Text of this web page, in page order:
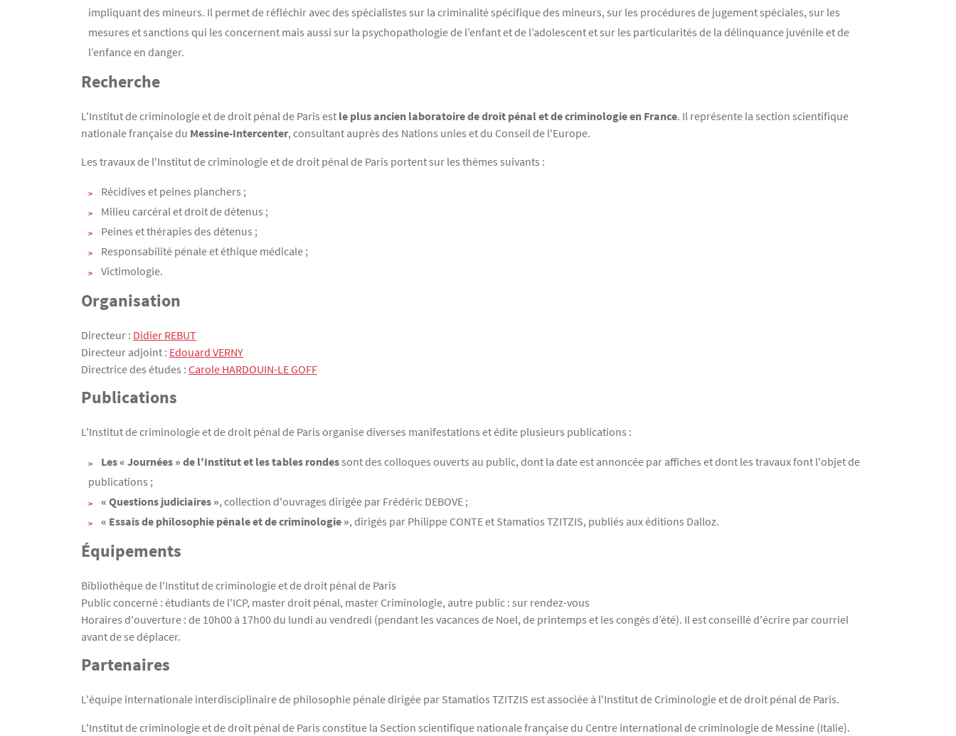
impliquant des mineurs. Il permet de réfléchir avec des spécialistes sur la criminalité spécifique des mineurs, sur les procédures de jugement spéciales, sur les
mesures et sanctions qui les concernent mais aussi sur la psychopathologie de l’enfant et de l’adolescent et sur les particularités de la délinquance juvénile et de
l’enfance en danger.
Recherche
L'Institut de criminologie et de droit pénal de Paris est le plus ancien laboratoire de droit pénal et de criminologie en France. Il représente la section scientifique
nationale française du Messine-Intercenter, consultant auprès des Nations unies et du Conseil de l'Europe.
Les travaux de l'Institut de criminologie et de droit pénal de Paris portent sur les thèmes suivants :
Récidives et peines planchers ;
Milieu carcéral et droit de détenus ;
Peines et thérapies des détenus ;
Responsabilité pénale et éthique médicale ;
Victimologie.
Organisation
Directeur : Didier REBUT
Directeur adjoint : Edouard VERNY
Directrice des études : Carole HARDOUIN-LE GOFF
Publications
L'Institut de criminologie et de droit pénal de Paris organise diverses manifestations et édite plusieurs publications :
Les « Journées » de l'Institut et les tables rondessont des colloques ouverts au public, dont la date est annoncée par affiches et dont les travaux font l'objet de
publications ;
« Questions judiciaires », collection d'ouvrages dirigée par Frédéric DEBOVE ;
« Essais de philosophie pénale et de criminologie », dirigés par Philippe CONTE et Stamatios TZITZIS, publiés aux éditions Dalloz.
Équipements
Bibliothèque de l'Institut de criminologie et de droit pénal de Paris
Public concerné : étudiants de l'ICP, master droit pénal, master Criminologie, autre public : sur rendez-vous
Horaires d'ouverture : de 10h00 à 17h00 du lundi au vendredi (pendant les vacances de Noel, de printemps et les congés d’été). Il est conseillé d'écrire par courriel
avant de se déplacer.
Partenaires
L'équipe internationale interdisciplinaire de philosophie pénale dirigée par Stamatios TZITZIS est associée à l'Institut de Criminologie et de droit pénal de Paris.
L'Institut de criminologie et de droit pénal de Paris constitue la Section scientifique nationale française du Centre international de criminologie de Messine (Italie).